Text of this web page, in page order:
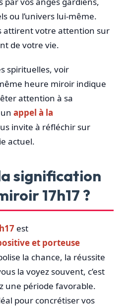
ou l’univers lui-même.
attirent votre attention sur
de votre vie.
spirituelles, voir
heure miroir indique
attention à sa
appel à la
invite à réfléchir sur
actuel.
signification
17h17 ?
est
et porteuse
la chance, la réussite
la voyez souvent, c’est
une période favorable.
pour concrétiser vos